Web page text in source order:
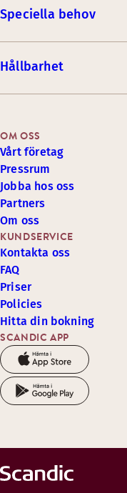
Speciella behov
Hållbarhet
SCANDIC APP
KUNDSERVICE
Kontakta oss
FAQ
Priser
Policies
Hitta din bokning
OM OSS
Vårt företag
Pressrum
Jobba hos oss
Partners
Om oss